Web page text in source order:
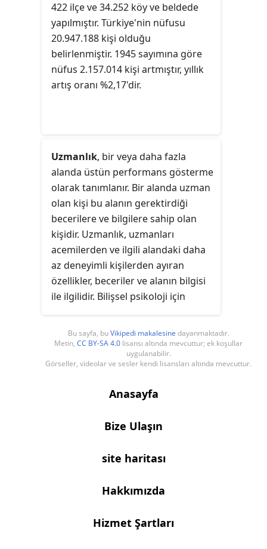
422 ilçe ve 34.252 köy ve beldede
yapılmıştır. Türkiye'nin nüfusu
20.947.188 kişi olduğu
belirlenmiştir. 1945 sayımına göre
nüfus 2.157.014 kişi artmıştır, yıllık
artış oranı %2,17'dir.
Uzmanlık, bir veya daha fazla
alanda üstün performans gösterme
olarak tanımlanır. Bir alanda uzman
olan kişi bu alanın gerektirdiği
becerilere ve bilgilere sahip olan
kişidir. Uzmanlık, uzmanları
acemilerden ve ilgili alandaki daha
az deneyimli kişilerden ayıran
özellikler, beceriler ve alanın bilgisi
ile ilgilidir. Bilişsel psikoloji için
Literatürde müzik, satranç, spor
gibi alanlardaki uzmanlıkla ilgili
çalışmalar yapılmaktadır.
Bu sayfa, buVikipedi makalesine dayanmaktadır.
Metin, CC BY-SA 4.0 lisansı altında mevcuttur; ek koşullar
uygulanabilir.
Görseller, videolar ve sesler kendi lisansları altında mevcuttur.
Anasayfa
Bize Ulaşın
site haritası
Hakkımızda
Hizmet Şartları